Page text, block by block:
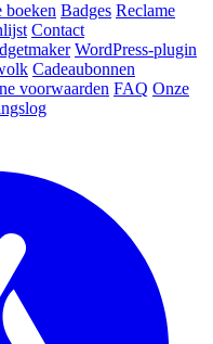
boeken Badges Reclame
Contact
WordPress-plugin
Cadeaubonnen
voorwaarden FAQ Onze